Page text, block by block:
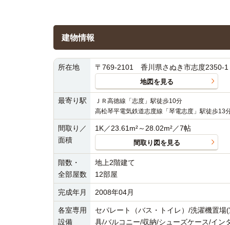
建物情報
所在地 〒769-2101 香川県さぬき市志度2350-1
地図を見る
最寄り駅
ＪＲ高徳線「志度」駅徒歩10分
高松琴平電気鉄道志度線「琴電志度」駅徒歩13
間取り／
面積
1K／23.61m²～28.02m²／7帖
間取り図を見る
階数・
全部屋数
地上2階建て
12部屋
完成年月 2008年04月
各室専用
設備
セパレート（バス・トイレ）/洗濯機置
具/バルコニー/収納/シューズケース/イン